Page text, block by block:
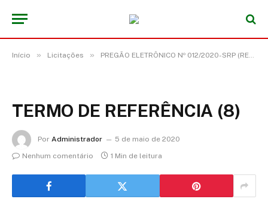
Início » Licitações » PREGÃO ELETRÔNICO Nº 012/2020-SRP (REGISTRO DE PREÇO PARA EVENTUAL AQUISIÇÃO DE BOMBAS E QUADRO DE COMANDO)
TERMO DE REFERÊNCIA (8)
Por Administrador
5 de maio de 2020
Nenhum comentário
1 Min de leitura